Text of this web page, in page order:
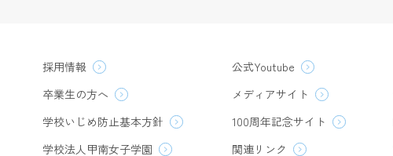
採用情報 公式Youtube
卒業生の方へ
メディアサイト
学校いじめ防止基本方針
100周年記念サイト
学校法人甲南女子学園
関連リンク